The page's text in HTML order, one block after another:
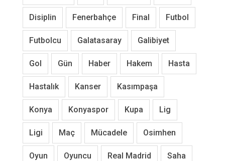
Disiplin Fenerbahçe Final Futbol
Futbolcu Galatasaray Galibiyet
Gol Gün Haber Hakem Hasta
Hastalık Kanser Kasımpaşa
Konya Konyaspor Kupa Lig
Ligi Maç Mücadele Osimhen
Oyun Oyuncu Real Madrid Saha